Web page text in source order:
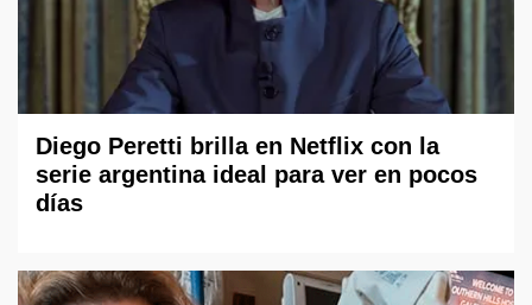
Diego Peretti brilla en Netflix con la
serie argentina ideal para ver en pocos
días